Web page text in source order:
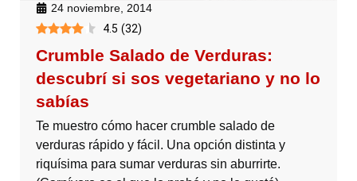
24 noviembre, 2014
4.5 (32)
Crumble Salado de Verduras:
descubrí si sos vegetariano y no lo
sabías
Te muestro cómo hacer crumble salado de
verduras rápido y fácil. Una opción distinta y
riquísima para sumar verduras sin aburrirte.